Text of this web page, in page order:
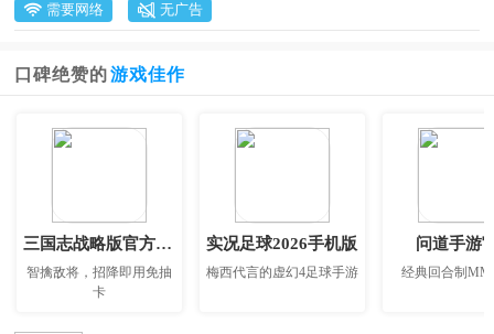
需要网络 无广告
口碑绝赞的 游戏佳作
三国志战略版官方正版
智擒敌将，招降即用免抽
卡
实况足球2026手机版
梅西代言的虚幻4足球手游
问道手游
经典回合制